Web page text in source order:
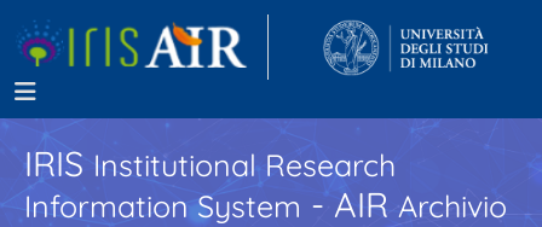
IRISInstitutional Research
Information System - AIR Archivio